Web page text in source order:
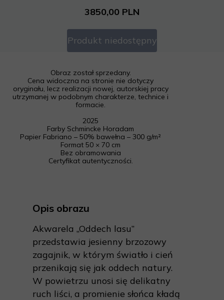
Produkt niedostępny
3850,00 PLN
Obraz został sprzedany.
Cena widoczna na stronie nie dotyczy
oryginału, lecz realizacji nowej, autorskiej pracy
utrzymanej w podobnym charakterze, technice i
formacie.
2025
Farby Schmincke Horadam
Papier Fabriano – 50% bawełna – 300 g/m²
Format 50 × 70 cm
Bez obramowania
Certyfikat autentyczności.
Opis obrazu
Akwarela „Oddech lasu”
przedstawia jesienny brzozowy
zagajnik, w którym światło i cień
przenikają się jak oddech natury.
W powietrzu unosi się delikatny
ruch liści, a promienie słońca kładą